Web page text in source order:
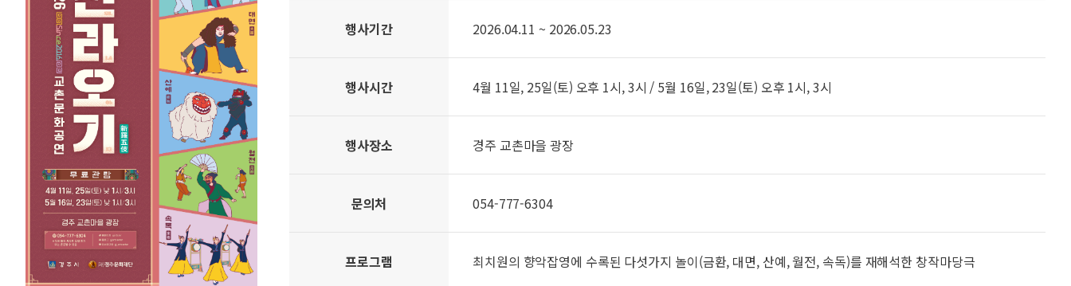
행사기간 2026.04.11 ~ 2026.05.23
행사시간 4월 11일, 25일(토) 오후 1시, 3시 / 5월 16일, 23일(토) 오후 1시, 3시
행사장소 경주 교촌마을 광장
문의처 054-777-6304
프로그램 최치원의 향악잡영에 수록된 다섯가지 놀이(금환, 대면, 산예, 월전, 속독)를 재해석한 창작마당극